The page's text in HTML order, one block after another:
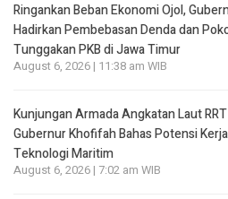
Ringankan Beban Ekonomi Ojol,
Hadirkan Pembebasan Denda dan
Tunggakan PKB di Jawa Timur
August 6, 2026 | 11:38 am WIB
Kunjungan Armada Angkatan Laut
Gubernur Khofifah Bahas Potensi
Teknologi Maritim
August 6, 2026 | 7:02 am WIB